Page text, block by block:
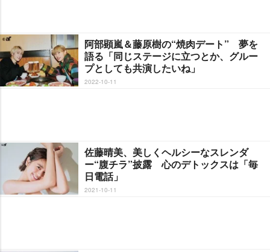
阿部顕嵐＆藤原樹の“焼肉デート” 夢を
語る「同じステージに立つとか、グルー
プとしても共演したいね」
2022-10-11
佐藤晴美、美しくヘルシーなスレンダ
ー“腹チラ”披露 心のデトックスは「毎
日電話」
2021-10-11